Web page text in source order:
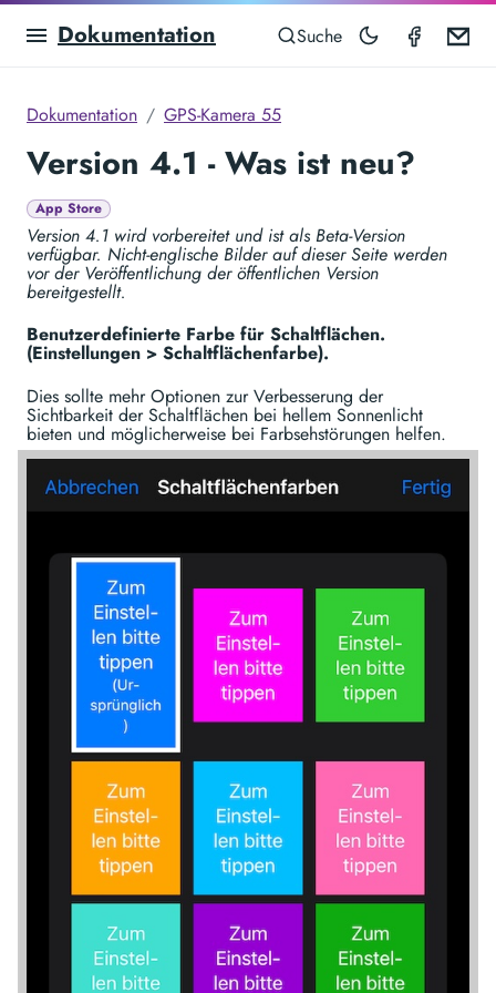
Dokumentation Suche GPS
Dokumentation GPS-Kamera 55
Version 4.1 - Was ist neu?
App Store
Version 4.1 wird vorbereitet und ist als Beta-Version
verfügbar. Nicht-englische Bilder auf dieser Seite werden
vor der Veröffentlichung der öffentlichen Version
bereitgestellt.
Benutzerdefinierte Farbe für Schaltflächen.
(Einstellungen > Schaltflächenfarbe).
Dies sollte mehr Optionen zur Verbesserung der
Sichtbarkeit der Schaltflächen bei hellem Sonnenlicht
bieten und möglicherweise bei Farbsehstörungen helfen.